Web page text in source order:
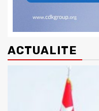
ACTUALITE